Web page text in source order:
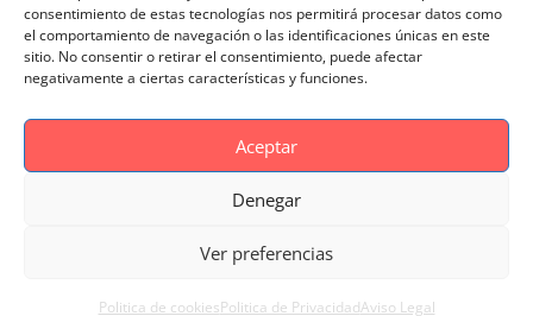
consentimiento de estas tecnologías nos permitirá procesar datos como
el comportamiento de navegación o las identificaciones únicas en este
sitio. No consentir o retirar el consentimiento, puede afectar
negativamente a ciertas características y funciones.
Aceptar
Denegar
Ver preferencias
Politica de cookiesPolitica de PrivacidadAviso Legal
Politica de Privacidad
Reportaje Magnific